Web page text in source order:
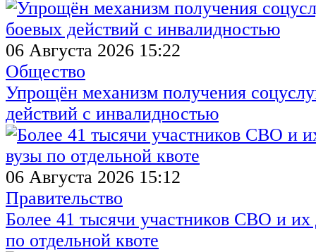
06 Августа 2026 15:22
Общество
Упрощён механизм получения
действий с инвалидностью
06 Августа 2026 15:12
Правительство
Более 41 тысячи участников СВО и их
по отдельной квоте